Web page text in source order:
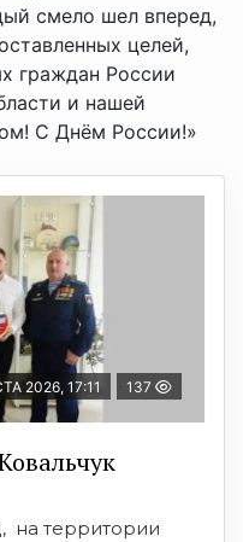
смело шел вперед,
целей,
граждан России
и нашей
С Днём России!»
2026, 17:11 137
на территории